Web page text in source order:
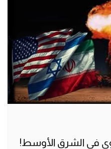
في الشرق الأوسط!